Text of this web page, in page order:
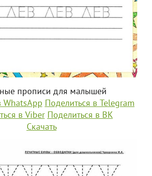
прописи для малышей
WhatsApp Поделиться в Telegram
в Viber Поделиться в ВК
Скачать